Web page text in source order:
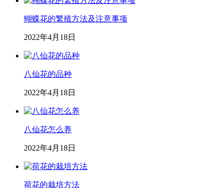
蝴蝶花的繁殖方法及注意事项
2022年4月18日
八仙花的品种
2022年4月18日
八仙花怎么养
2022年4月18日
荷花的栽培方法